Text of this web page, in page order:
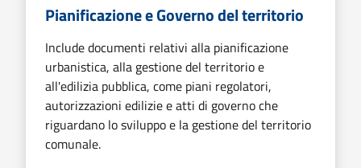
Pianificazione e Governo del territorio
Include documenti relativi alla pianificazione
urbanistica, alla gestione del territorio e
all'edilizia pubblica, come piani regolatori,
autorizzazioni edilizie e atti di governo che
riguardano lo sviluppo e la gestione del territorio
comunale.